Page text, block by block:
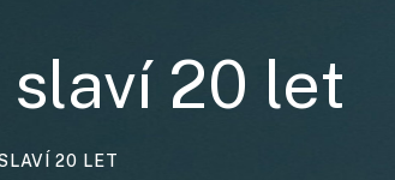
slaví 20 let
20 LET